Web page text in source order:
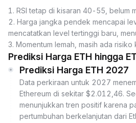
1 . RSI tetap di kisaran 40-55, belum
2. Harga jangka pendek mencapai
mencatatkan level tertinggi baru,
3. Momentum lemah, masih ada risiko
Prediksi Harga ETH hingga
Prediksi Harga ETH 2027
Data perkiraan untuk 2027
Ethereum di sekitar $2.012,46.
menunjukkan tren positif karena
pertumbuhan berkelanjutan dari